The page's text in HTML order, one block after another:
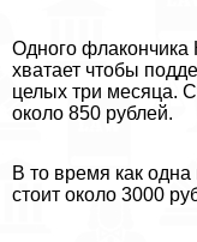
Одного флакончика
хватает чтобы
целых три месяца.
около 850 рублей.
В то время как
стоит около 3000